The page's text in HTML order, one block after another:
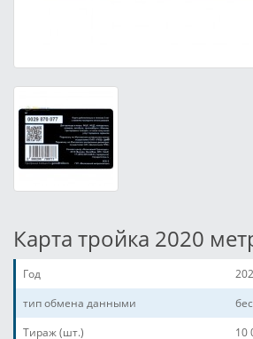
Карта тройка 2020
Год
тип обмена данными
Тираж (шт.)
10